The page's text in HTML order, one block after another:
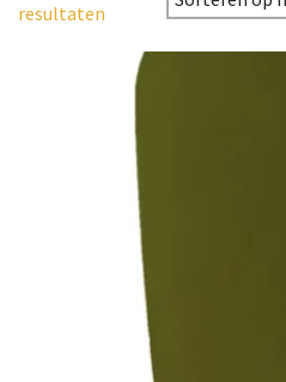
resultaten